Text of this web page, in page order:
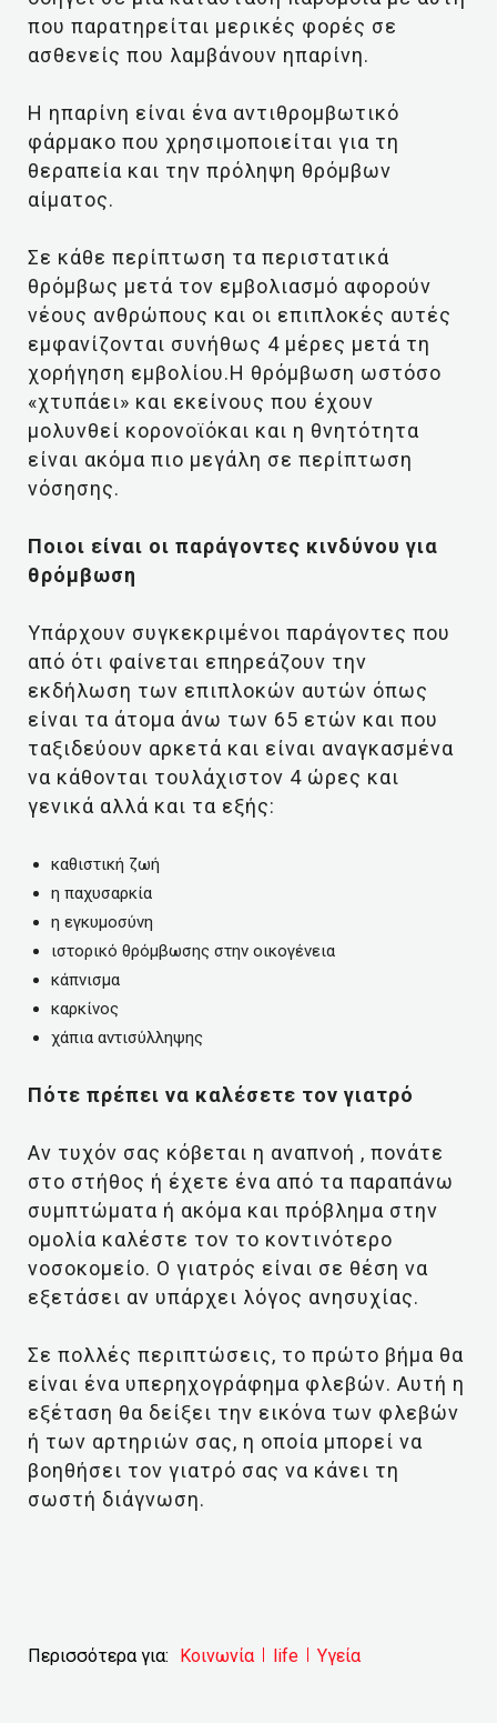
που παρατηρείται μερικές φορές σε
ασθενείς που λαμβάνουν ηπαρίνη.
Η ηπαρίνη είναι ένα αντιθρομβωτικό
φάρμακο που χρησιμοποιείται για τη
θεραπεία και την πρόληψη θρόμβων
αίματος.
Σε κάθε περίπτωση τα περιστατικά
θρόμβως μετά τον εμβολιασμό αφορούν
νέους ανθρώπους και οι επιπλοκές αυτές
εμφανίζονται συνήθως 4 μέρες μετά τη
χορήγηση εμβολίου.Η θρόμβωση ωστόσο
«χτυπάει» και εκείνους που έχουν
μολυνθεί κορονοϊόκαι και η θνητότητα
είναι ακόμα πιο μεγάλη σε περίπτωση
νόσησης.
Ποιοι είναι οι παράγοντες κινδύνου για
θρόμβωση
Υπάρχουν συγκεκριμένοι παράγοντες που
από ότι φαίνεται επηρεάζουν την
εκδήλωση των επιπλοκών αυτών όπως
είναι τα άτομα άνω των 65 ετών και που
ταξιδεύουν αρκετά και είναι αναγκασμένα
να κάθονται τουλάχιστον 4 ώρες και
γενικά αλλά και τα εξής:
καθιστική ζωή
η παχυσαρκία
η εγκυμοσύνη
ιστορικό θρόμβωσης στην οικογένεια
κάπνισμα
καρκίνος
χάπια αντισύλληψης
Πότε πρέπει να καλέσετε τον γιατρό
Αν τυχόν σας κόβεται η αναπνοή , πονάτε
στο στήθος ή έχετε ένα από τα παραπάνω
συμπτώματα ή ακόμα και πρόβλημα στην
ομολία καλέστε τον το κοντινότερο
νοσοκομείο. Ο γιατρός είναι σε θέση να
εξετάσει αν υπάρχει λόγος ανησυχίας.
Σε πολλές περιπτώσεις, το πρώτο βήμα θα
είναι ένα υπερηχογράφημα φλεβών. Αυτή η
εξέταση θα δείξει την εικόνα των φλεβών
ή των αρτηριών σας, η οποία μπορεί να
βοηθήσει τον γιατρό σας να κάνει τη
σωστή διάγνωση.
Περισσότερα για: Κοινωνία life Υγεία